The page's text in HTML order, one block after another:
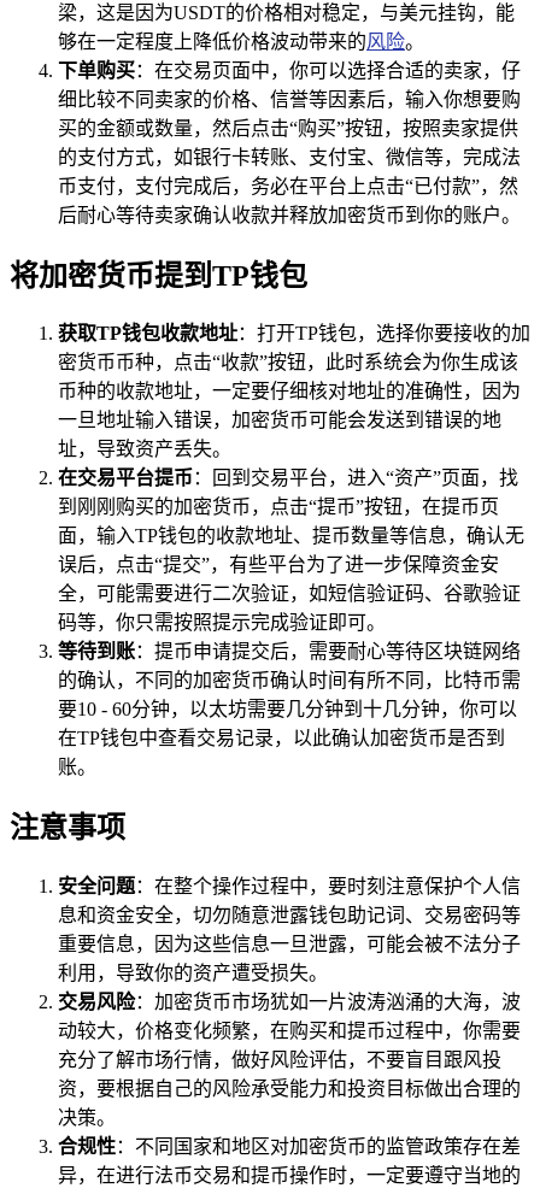
梁，这是因为USDT的价格相对稳定，与美元挂钩，能
够在一定程度上降低价格波动带来的风险。
下单购买：在交易页面中，你可以选择合适的卖家，仔
细比较不同卖家的价格、信誉等因素后，输入你想要购
买的金额或数量，然后点击“购买”按钮，按照卖家提供
的支付方式，如银行卡转账、支付宝、微信等，完成法
币支付，支付完成后，务必在平台上点击“已付款”，然
后耐心等待卖家确认收款并释放加密货币到你的账户。
将加密货币提到TP钱包
获取TP钱包收款地址：打开TP钱包，选择你要接收的加
密货币币种，点击“收款”按钮，此时系统会为你生成该
币种的收款地址，一定要仔细核对地址的准确性，因为
一旦地址输入错误，加密货币可能会发送到错误的地
址，导致资产丢失。
在交易平台提币 ：回到交易平台，进入“资产”页面，找
到刚刚购买的加密货币，点击“提币”按钮，在提币页
面，输入TP钱包的收款地址、提币数量等信息，确认无
误后，点击“提交”，有些平台为了进一步保障资金安
全，可能需要进行二次验证，如短信验证码、谷歌验证
码等，你只需按照提示完成验证即可。
等待到账：提币申请提交后，需要耐心等待区块链网络
的确认，不同的加密货币确认时间有所不同，比特币需
要10 - 60分钟，以太坊需要几分钟到十几分钟，你可以
在TP钱包中查看交易记录，以此确认加密货币是否到
账。
注意事项
安全问题：在整个操作过程中，要时刻注意保护个人信
息和资金安全，切勿随意泄露钱包助记词、交易密码等
重要信息，因为这些信息一旦泄露，可能会被不法分子
利用，导致你的资产遭受损失。
交易风险：加密货币市场犹如一片波涛汹涌的大海，波
动较大，价格变化频繁，在购买和提币过程中，你需要
充分了解市场行情，做好风险评估，不要盲目跟风投
资，要根据自己的风险承受能力和投资目标做出合理的
决策。
合规性：不同国家和地区对加密货币的监管政策存在差
异，在进行法币交易和提币操作时，一定要遵守当地的